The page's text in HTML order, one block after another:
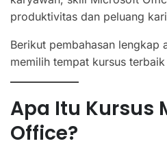
produktivitas dan peluang
Berikut pembahasan lengkap
memilih tempat kursus
Apa Itu Kursus
Office?